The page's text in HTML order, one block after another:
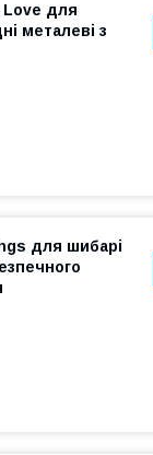
Love для
металеві з
для шибарі